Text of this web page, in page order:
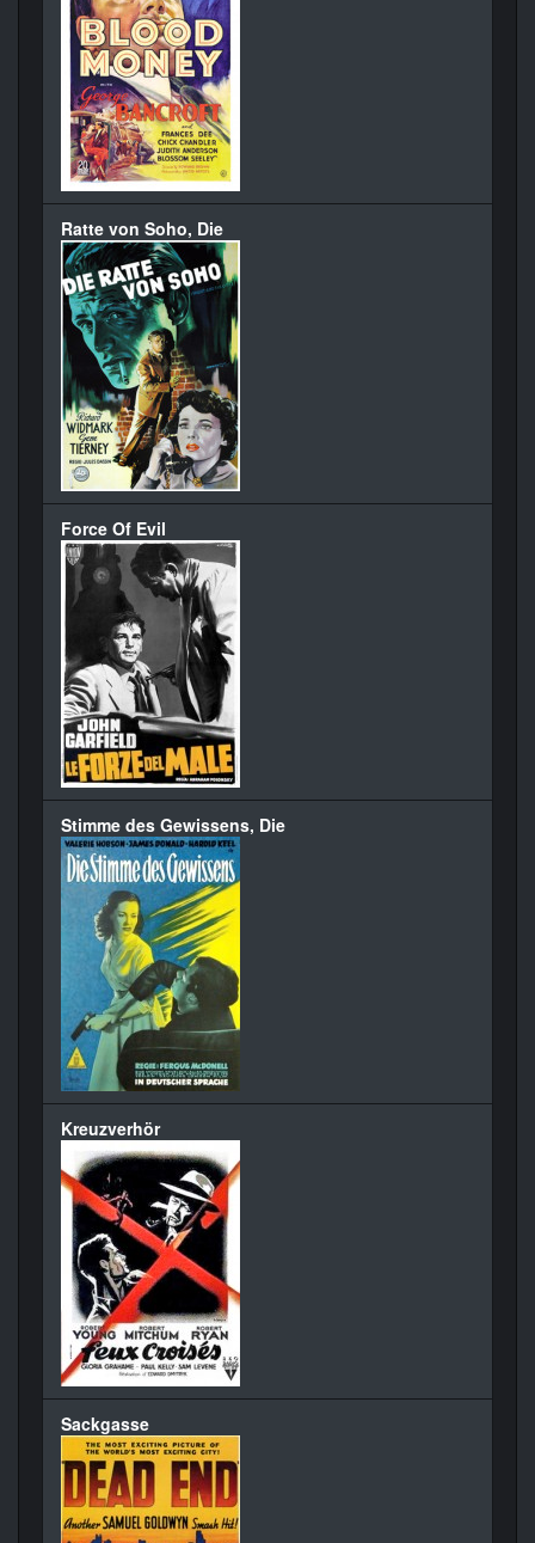
Ratte von Soho, Die
Force Of Evil
Stimme des Gewissens, Die
Kreuzverhör
Sackgasse